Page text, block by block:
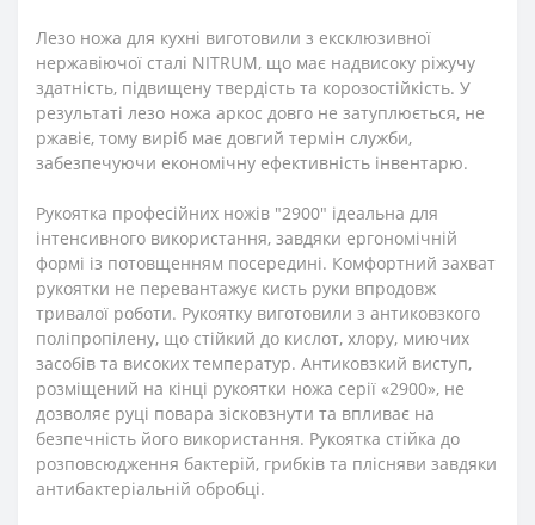
Лезо ножа для кухні виготовили з ексклюзивної
нержавіючої сталі NITRUM, що має надвисоку ріжучу
здатність, підвищену твердість та корозостійкість. У
результаті лезо ножа аркос довго не затуплюється, не
ржавіє, тому виріб має довгий термін служби,
забезпечуючи економічну ефективність інвентарю.
Рукоятка професійних ножів "2900" ідеальна для
інтенсивного використання, завдяки ергономічній
формі із потовщенням посередині. Комфортний захват
рукоятки не перевантажує кисть руки впродовж
тривалої роботи. Рукоятку виготовили з антиковзкого
поліпропілену, що стійкий до кислот, хлору, миючих
засобів та високих температур. Антиковзкий виступ,
розміщений на кінці рукоятки ножа серії «2900», не
дозволяє руці повара зісковзнути та впливає на
безпечність його використання. Рукоятка стійка до
розповсюдження бактерій, грибків та плісняви завдяки
антибактеріальній обробці.